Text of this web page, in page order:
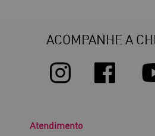
ACOMPANHE A
Atendimento